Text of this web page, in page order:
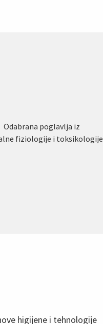
Odabrana poglavlja iz
fiziologije i toksikologije
higijene i tehnologije